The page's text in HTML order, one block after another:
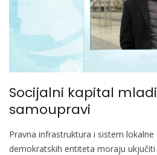
Socijalni kapital
samoupravi
Pravna infrastruktura i sistem
demokratskih entiteta moraju